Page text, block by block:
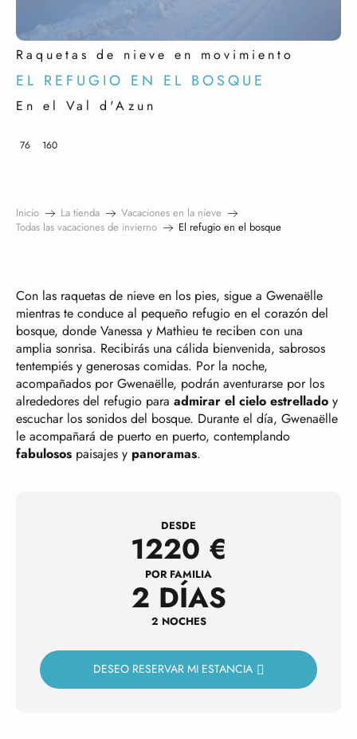
Raquetas de nieve en movimiento
EL REFUGIO EN EL BOSQUE
En el Val d'Azun
76 160
Inicio La tienda
Vacaciones en la nieve
Todas las vacaciones de invierno
El refugio en el bosque
Con las raquetas de nieve en los pies, sigue a Gwenaëlle
mientras te conduce al pequeño refugio en el corazón del
bosque, donde Vanessa y Mathieu te reciben con una
amplia sonrisa. Recibirás una cálida bienvenida, sabrosos
tentempiés y generosas comidas. Por la noche,
acompañados por Gwenaëlle, podrán aventurarse por los
alrededores del refugio para admirar el cielo estrellado y
escuchar los sonidos del bosque. Durante el día, Gwenaëlle
le acompañará de puerto en puerto, contemplando
fabulosos paisajes y panoramas.
DESDE
1220 €
POR FAMILIA
2 DÍAS
2 NOCHES
DESEO RESERVAR MI ESTANCIA